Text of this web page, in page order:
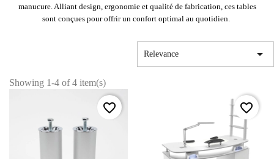
manucure. Alliant design, ergonomie et qualité de fabrication, ces tables
sont conçues pour offrir un confort optimal au quotidien.
Relevance 
Showing 1-4 of 4 item(s)
favorite_border favorite_border